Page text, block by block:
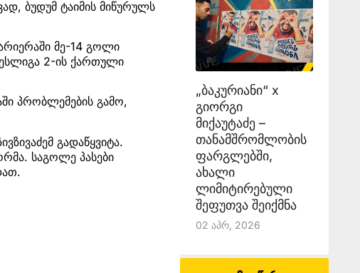
ბუდუმ ტაიმის მიწურულს
მე-14 გოლი
2-ის ქართული
პრობლემების გამო,
გადაწყვიტა.
საგოლე პასები
„ბაკურიანი“ x
გიორგი
მიქაუტაძე –
თანამშრომლობის
ფარგლებში,
ახალი
ლიმიტირებული
შეფუთვა შეიქმნა
02 Აპრ, 2026